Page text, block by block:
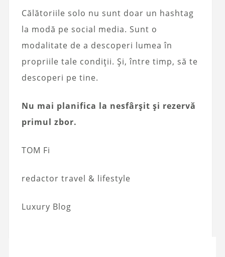
Călătoriile solo nu sunt doar un hashtag
la modă pe social media. Sunt o
modalitate de a descoperi lumea în
propriile tale condiții. Și, între timp, să te
descoperi pe tine.
Nu mai planifica la nesfârșit și rezervă
primul zbor.
TOM Fi
redactor travel & lifestyle
Luxury Blog